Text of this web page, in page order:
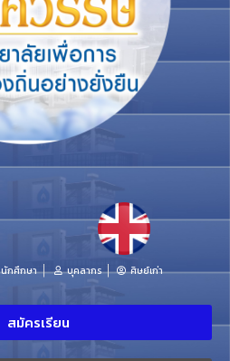
นักศึกษา บุคลากร ศิษย์เก่า
สมัครเรียน